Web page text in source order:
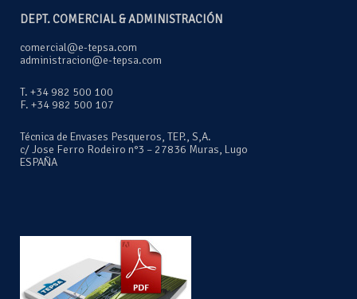
DEPT. COMERCIAL & ADMINISTRACIÓN
comercial@e-tepsa.com
administracion@e-tepsa.com
T. +34 982 500 100
F. +34 982 500 107
Técnica de Envases Pesqueros, TEP., S,A.
c/ Jose Ferro Rodeiro n°3 – 27836 Muras, Lugo
ESPAÑA